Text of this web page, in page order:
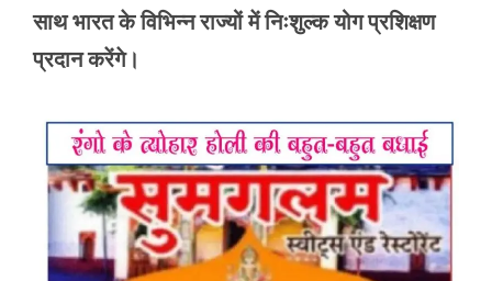
साथ भारत के विभिन्न राज्यों में निःशुल्क योग प्रशिक्षण
प्रदान करेंगे।